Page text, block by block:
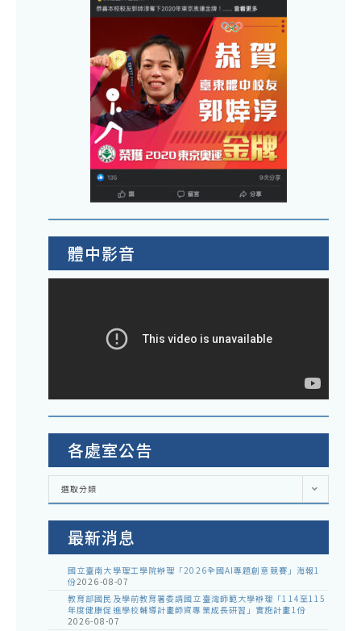
體中影音
各處室公告
各
室
選取分類
最新消息
國立臺南大學理工學院辦理「2026全國AI專題創意競賽」海報1
份2026-08-07
教育部國民及學前教育署委請國立臺灣師範大學辦理「114至115
年度健康促進學校輔導計畫師資專業成長研習」實施計畫1份
2026-08-07